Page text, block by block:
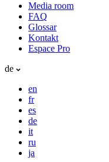
Media room
FAQ
Glossar
Kontakt
Espace Pro
de
en
fr
es
de
it
ru
ja